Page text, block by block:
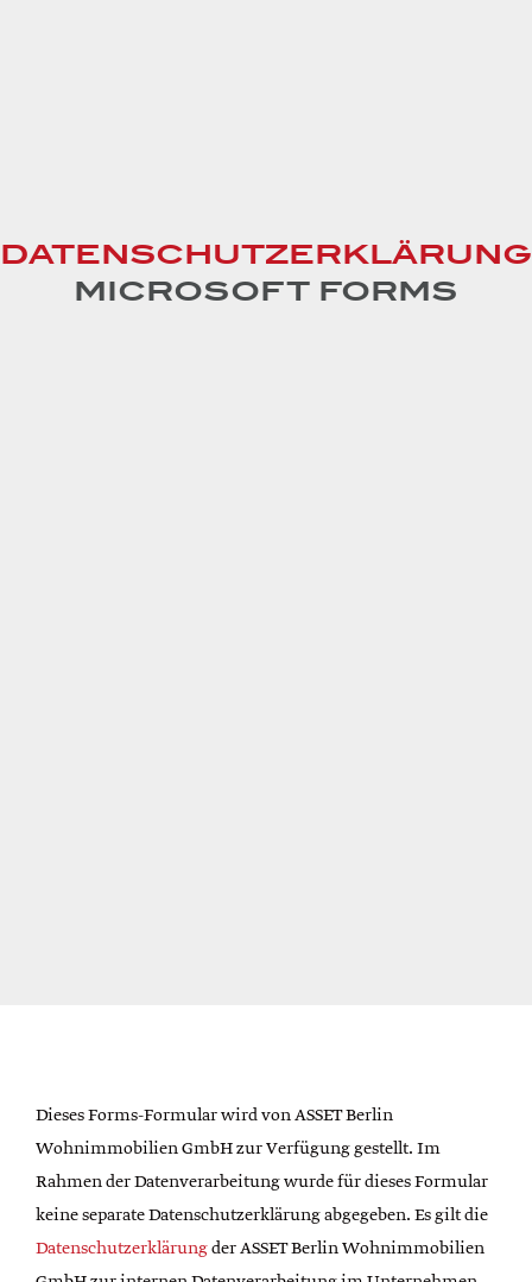
DATENSCHUTZERKLÄRUNG
MICROSOFT FORMS
Dieses Forms-Formular wird von ASSET Berlin
Wohnimmobilien GmbH zur Verfügung gestellt. Im
Rahmen der Datenverarbeitung wurde für dieses Formular
keine separate Datenschutzerklärung abgegeben. Es gilt die
Datenschutzerklärungder ASSET Berlin Wohnimmobilien